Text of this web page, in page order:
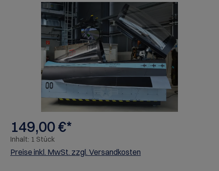
Bildergalerie überspringen
149,00 €*
Inhalt: 1 Stück
Preise inkl. MwSt. zzgl. Versandkosten